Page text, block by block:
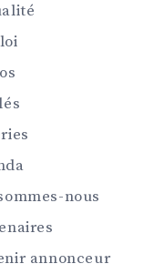
nous
annonceur